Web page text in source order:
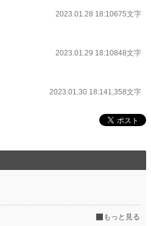
2023.01.28 18:10675文字
2023.01.29 18:10848文字
2023.01.30 18:141,358文字
もっと見る